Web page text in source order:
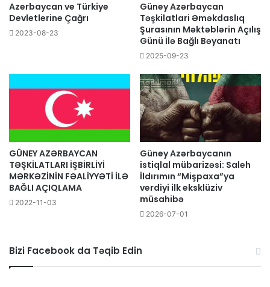
Azerbaycan ve Türkiye
Devletlerine Çağrı
2023-08-23
Güney Azərbaycan
Təşkilatlari Əməkdaslıq
Şurasının Məktəblərin Açılış
Günü İlə Bağlı Bəyanatı
2025-09-23
GÜNEY AZƏRBAYCAN
TƏŞKİLATLARI İŞBİRLİYİ
MƏRKƏZİNİN FƏALİYYƏTİ İLƏ
BAĞLI AÇIQLAMA
2022-11-03
Güney Azərbaycanın
istiqlal mübarizəsi: Saleh
İldırımın “Mişpaxa”ya
verdiyi ilk eksklüziv
müsahibə
2026-07-01
Bizi Facebook da Təqib Edin